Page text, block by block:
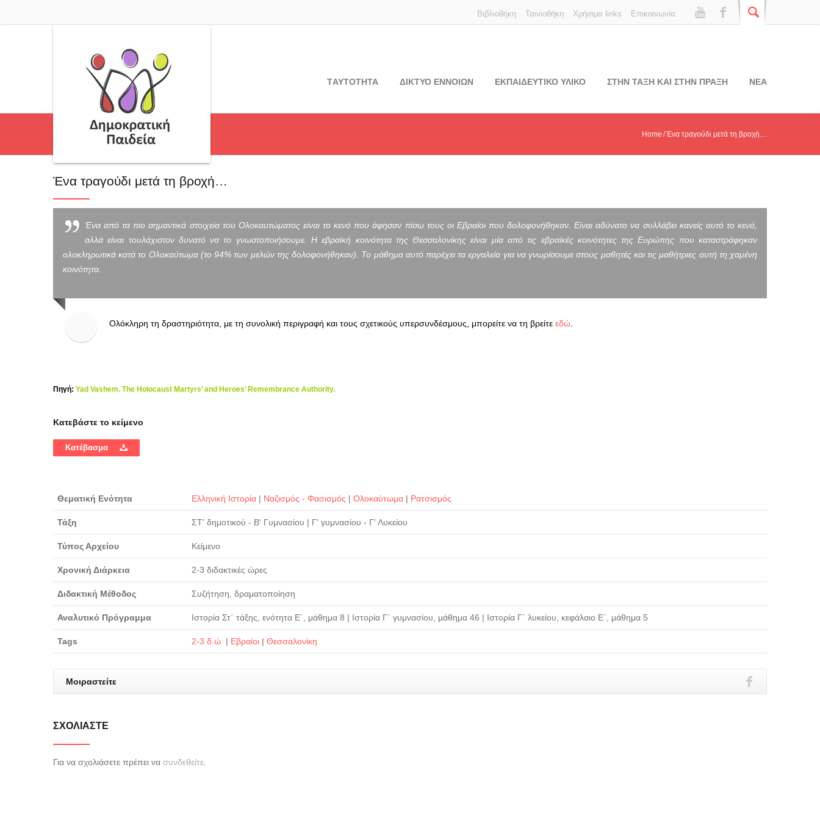
Επικοινωνία
Χρήσιμα links
Ταινιοθήκη
Βιβλιοθήκη
TΑΥΤΟΤΗΤΑ ΔΙΚΤΥΟ ΕΝΝΟΙΩΝ ΕΚΠΑΙΔΕΥΤΙΚΟ ΥΛΙΚΟ ΣΤΗΝ ΤΑΞΗ ΚΑΙ ΣΤΗΝ ΠΡΑΞΗ ΝΕΑ
Home Ένα τραγούδι μετά τη βροχή…
Ένα τραγούδι μετά τη βροχή…
Ένα από τα πιο σημαντικά στοιχεία του Ολοκαυτώματος είναι το κενό που άφησαν πίσω τους οι Εβραίοι που δολοφονήθηκαν. Είναι αδύνατο να συλλάβει κανείς αυτό το κενό,
αλλά είναι τουλάχιστον δυνατό να το γνωστοποιήσουμε. Η εβραϊκή κοινότητα της Θεσσαλονίκης είναι μία από τις εβραϊκές κοινότητες της Ευρώπης που καταστράφηκαν
ολοκληρωτικά κατά το Ολοκαύτωμα (το 94% των μελών της δολοφονήθηκαν). Το μάθημα αυτό παρέχει τα εργαλεία για να γνωρίσουμε στους μαθητές και τις μαθήτριες αυτή τη χαμένη
κοινότητα.
Ολόκληρη τη δραστηριότητα, με τη συνολική περιγραφή και τους σχετικούς υπερσυνδέσμους, μπορείτε να τη βρείτε εδώ
Πηγή: Yad Vashem. The Holocaust Martyrs’ and Heroes’ Remembrance Authority.
Κατεβάστε το κείμενο
Κατέβασμα
Θεματική Ενότητα Ελληνική Ιστορία | Ναζισμός - Φασισμός | Ολοκαύτωμα | Ρατσισμός
Τάξη ΣΤ' δημοτικού - Β' Γυμνασίου | Γ' γυμνασίου - Γ' Λυκείου
Τύπος Αρχείου Κείμενο
Χρονική Διάρκεια 2-3 διδακτικές ώρες
Διδακτική Μέθοδος Συζήτηση, δραματοποίηση
Αναλυτικό Πρόγραμμα Ιστορία Στ΄ τάξης, ενότητα Ε΄, μάθημα 8 | Ιστορία Γ΄ γυμνασίου, μάθημα 46 | Ιστορία Γ΄ λυκείου, κεφάλαιο Ε΄, μάθημα 5
Tags 2-3 δ.ώ. | Εβραίοι | Θεσσαλονίκη
Μοιραστείτε
ΣΧΟΛΙΆΣΤΕ
Για να σχολιάσετε πρέπει να συνδεθείτε